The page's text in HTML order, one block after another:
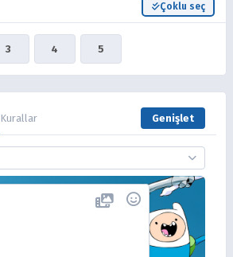
Çoklu seç
3 4 5
Kurallar Genişlet